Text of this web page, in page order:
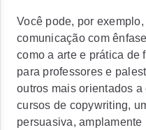
Você pode, por
comunicação com
como a arte e prática de
para professores e
outros mais orientados
cursos de copywriting,
persuasiva,